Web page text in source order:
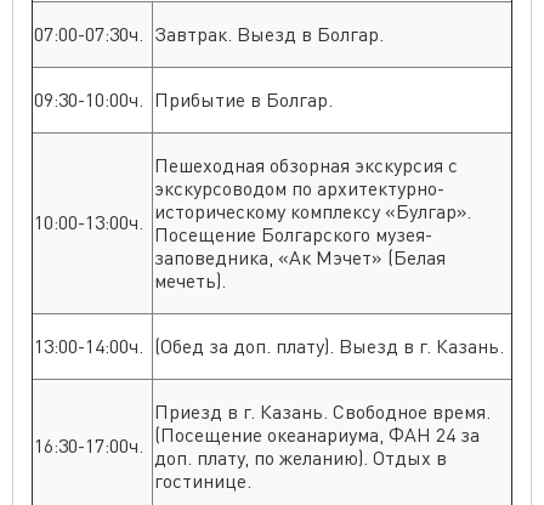
07:00-07:30ч. Завтрак. Выезд в Болгар.
09:30-10:00ч. Прибытие в Болгар.
10:00-13:00ч.
Пешеходная обзорная экскурсия с
экскурсоводом по архитектурно-
историческому комплексу «Булгар».
Посещение Болгарского музея-
заповедника, «Ак Мэчет» (Белая
мечеть).
13:00-14:00ч. (Обед за доп. плату). Выезд в г. Казань.
16:30-17:00ч.
Приезд в г. Казань. Свободное время.
(Посещение океанариума, ФАН 24 за
доп. плату, по желанию). Отдых в
гостинице.